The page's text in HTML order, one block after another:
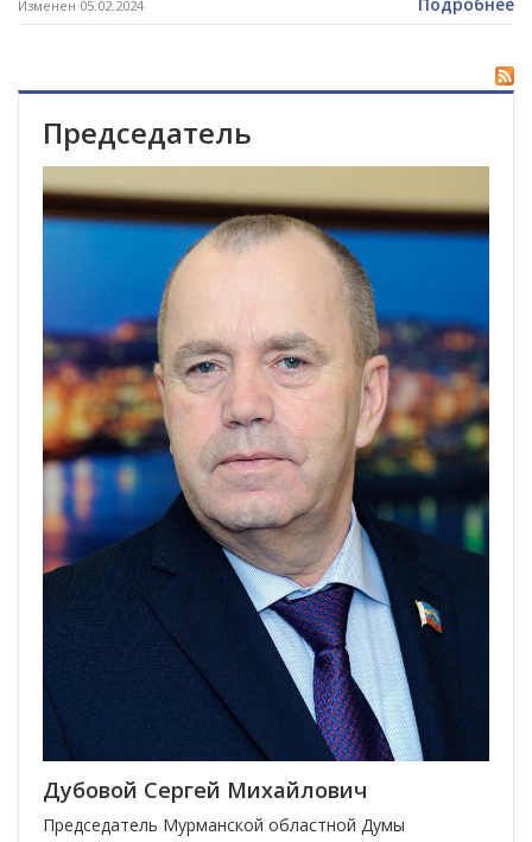
Изменен 05.02.2024
Председатель
Дубовой Сергей Михайлович
Председатель Мурманской областной Думы